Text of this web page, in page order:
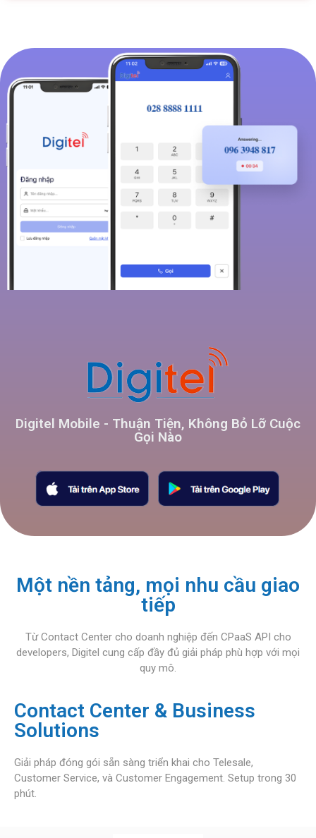
Digitel Mobile - Thuận Tiện, Không Bỏ Lỡ Cuộc
Gọi Nào
Một nền tảng, mọi nhu cầu giao
tiếp
Từ Contact Center cho doanh nghiệp đến CPaaS API cho
developers, Digitel cung cấp đầy đủ giải pháp phù hợp với mọi
quy mô.
Contact Center & Business
Solutions
Giải pháp đóng gói sẵn sàng triển khai cho Telesale,
Customer Service, và Customer Engagement. Setup trong 30
phút.